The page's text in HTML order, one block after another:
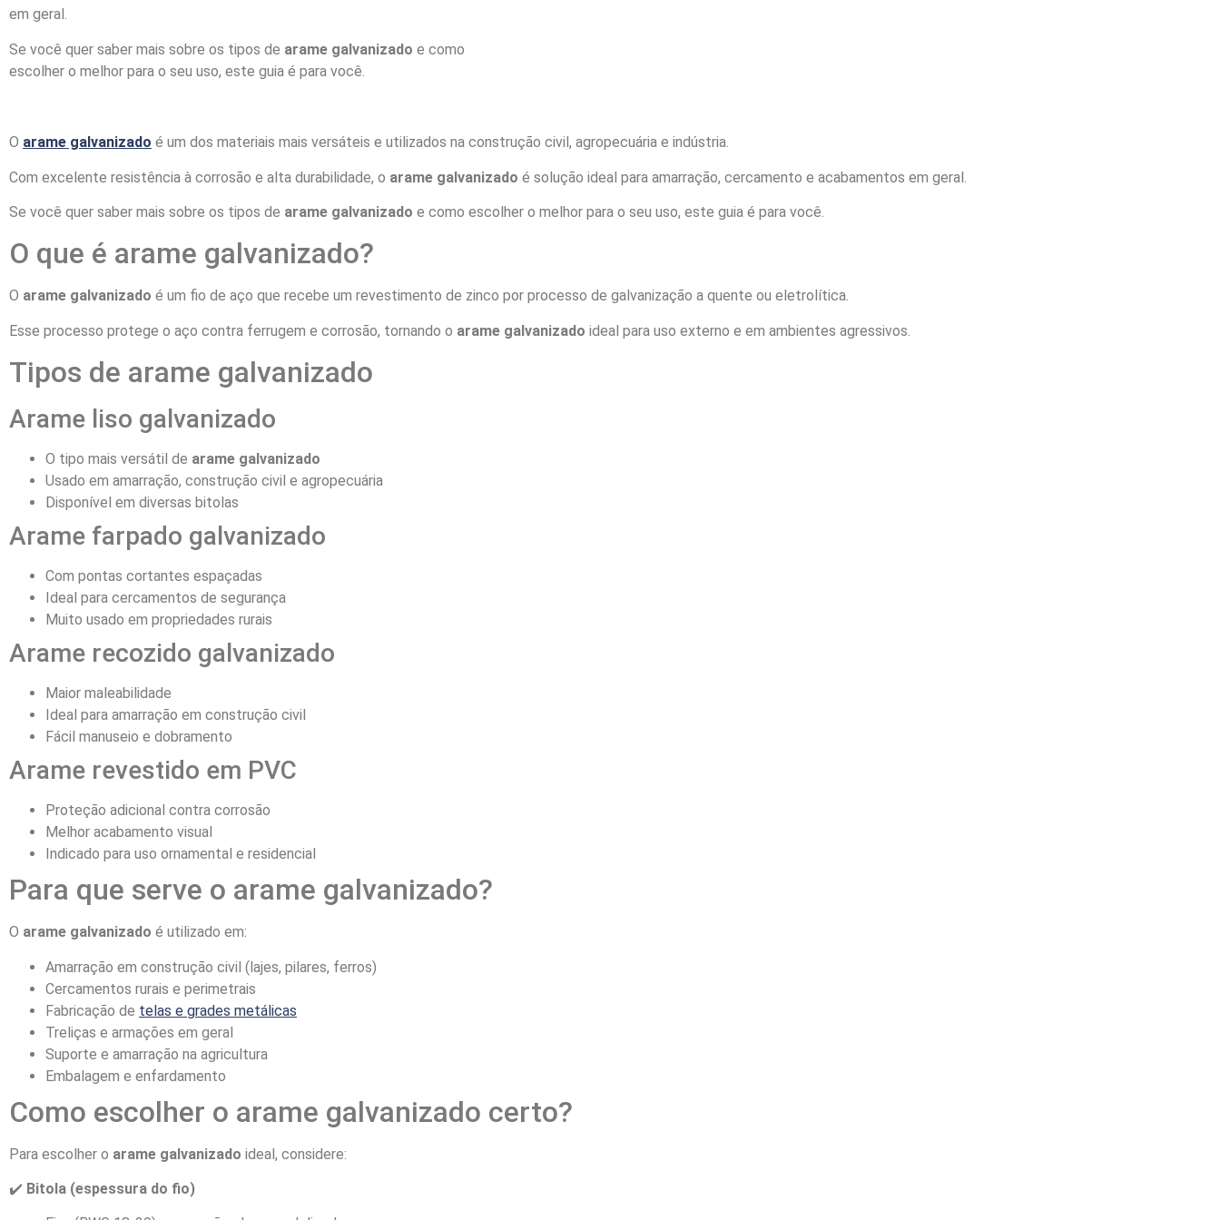
em geral.
Se você quer saber mais sobre os tipos de arame galvanizado e como
escolher o melhor para o seu uso, este guia é para você.
O arame galvanizado é um dos materiais mais versáteis e utilizados na construção civil, agropecuária e indústria.
Com excelente resistência à corrosão e alta durabilidade, o arame galvanizado é solução ideal para amarração, cercamento e acabamentos em geral.
Se você quer saber mais sobre os tipos de arame galvanizado e como escolher o melhor para o seu uso, este guia é para você.
O que é arame galvanizado?
O arame galvanizado é um fio de aço que recebe um revestimento de zinco por processo de galvanização a quente ou eletrolítica.
Esse processo protege o aço contra ferrugem e corrosão, tornando o arame galvanizado ideal para uso externo e em ambientes agressivos.
Tipos de arame galvanizado
Arame liso galvanizado
O tipo mais versátil de arame galvanizado
Usado em amarração, construção civil e agropecuária
Disponível em diversas bitolas
Arame farpado galvanizado
Com pontas cortantes espaçadas
Ideal para cercamentos de segurança
Muito usado em propriedades rurais
Arame recozido galvanizado
Maior maleabilidade
Ideal para amarração em construção civil
Fácil manuseio e dobramento
Arame revestido em PVC
Proteção adicional contra corrosão
Melhor acabamento visual
Indicado para uso ornamental e residencial
Para que serve o arame galvanizado?
O arame galvanizado é utilizado em:
Amarração em construção civil (lajes, pilares, ferros)
Cercamentos rurais e perimetrais
Fabricação de telas e grades metálicas
Treliças e armações em geral
Suporte e amarração na agricultura
Embalagem e enfardamento
Como escolher o arame galvanizado certo?
Para escolher o arame galvanizado ideal, considere:
✔️ Bitola (espessura do fio)